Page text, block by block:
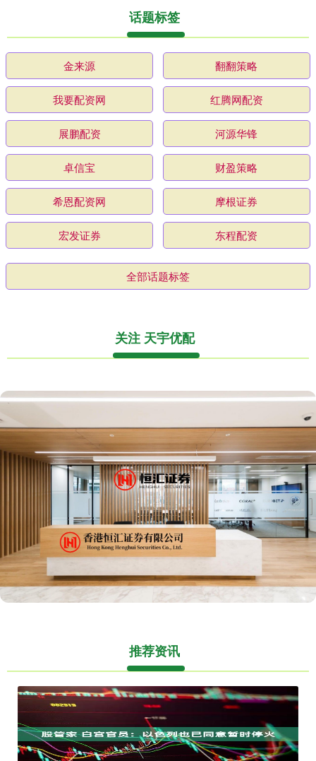
话题标签
金来源 翻翻策略
我要配资网 红腾网配资
展鹏配资 河源华锋
卓信宝 财盈策略
希恩配资网 摩根证券
宏发证券 东程配资
全部话题标签
关注 天宇优配
推荐资讯